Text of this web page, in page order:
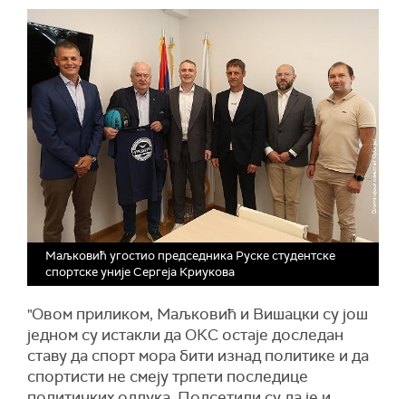
Маљковић угостио председника Руске студентске
спортске уније Сергеја Криукова
"Овом приликом, Маљковић и Вишацки су још
једном су истакли да ОКС остаје доследан
ставу да спорт мора бити изнад политике и да
спортисти не смеју трпети последице